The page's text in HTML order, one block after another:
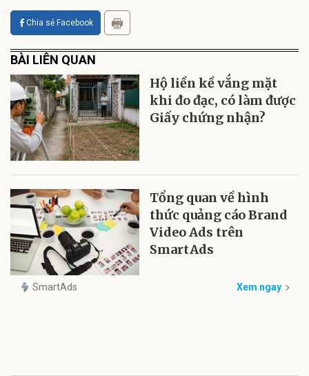
Chia sẻ Facebook
BÀI LIÊN QUAN
Hộ liền kề vắng mặt
khi đo đạc, có làm được
Giấy chứng nhận?
Tổng quan về hình
thức quảng cáo Brand
Video Ads trên
SmartAds
SmartAds Xem ngay